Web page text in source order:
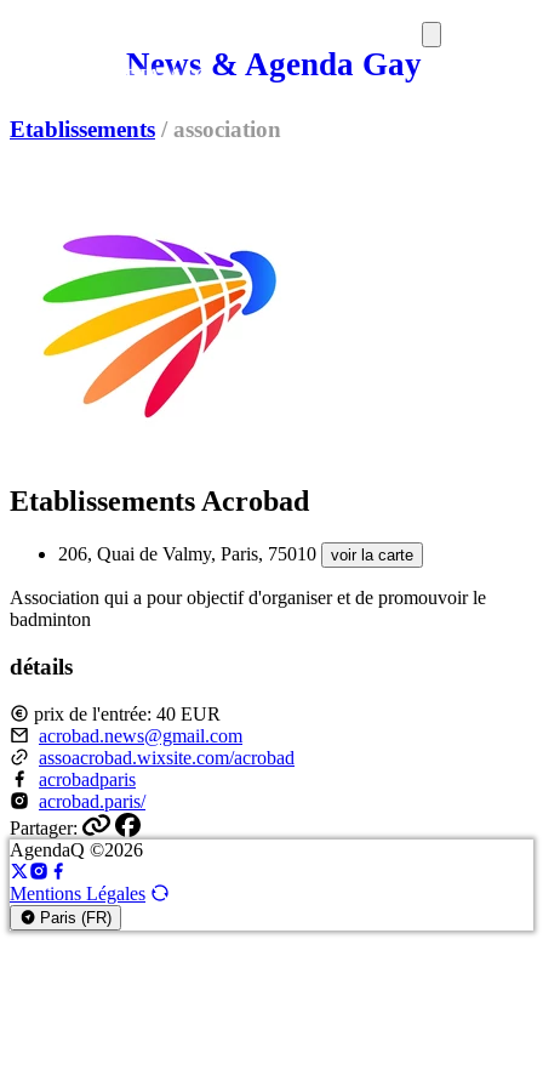
News & Agenda Gay
MEDIAMAG
Etablissements / association
Etablissements Acrobad
206, Quai de Valmy, Paris, 75010 voir la carte
Association qui a pour objectif d'organiser et de promouvoir le
badminton
détails
prix de l'entrée: 40 EUR
acrobad.news@gmail.com
assoacrobad.wixsite.com/acrobad
acrobadparis
acrobad.paris/
Partager:
AgendaQ ©2026
Mentions Légales
Paris (FR)